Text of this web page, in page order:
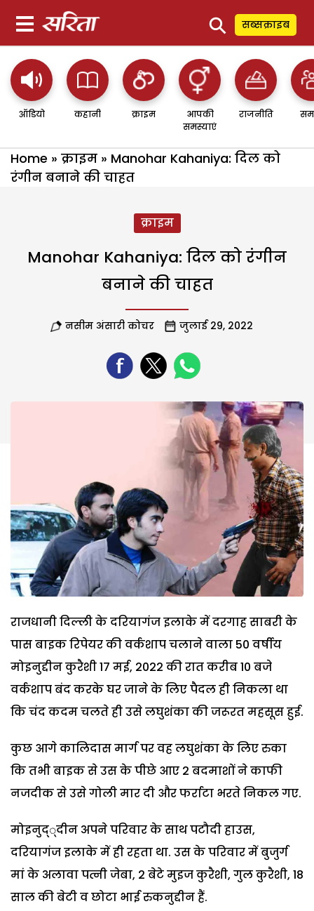
⚲ सब्सक्राइब
ऑडियो कहानी क्राइम
आपकी
समस्याएं
राजनीति
Home » क्राइम » Manohar Kahaniya: दिल को
रंगीन बनाने की चाहत
क्राइम
Manohar Kahaniya: दिल को रंगीन
बनाने की चाहत
नसीम अंसारी कोचर जुलाई 29, 2022
राजधानी दिल्ली के दरियागंज इलाके में दरगाह साबरी के
पास बाइक रिपेयर की वर्कशाप चलाने वाला 50 वर्षीय
मोइनुद्दीन कुरैशी 17 मई, 2022 की रात करीब 10 बजे
वर्कशाप बंद करके घर जाने के लिए पैदल ही निकला था
कि चंद कदम चलते ही उसे लघुशंका की जरूरत महसूस हुई.
कुछ आगे कालिदास मार्ग पर वह लघुशंका के लिए रुका
कि तभी बाइक से उस के पीछे आए 2 बदमाशों ने काफी
नजदीक से उसे गोली मार दी और फर्राटा भरते निकल गए.
मोइनुद््दीन अपने परिवार के साथ पटौदी हाउस,
दरियागंज इलाके में ही रहता था. उस के परिवार में बुजुर्ग
मां के अलावा पत्नी जेबा, 2 बेटे मुइज कुरैशी, गुल कुरैशी, 18
साल की बेटी व छोटा भाई रुकनुद्दीन हैं.